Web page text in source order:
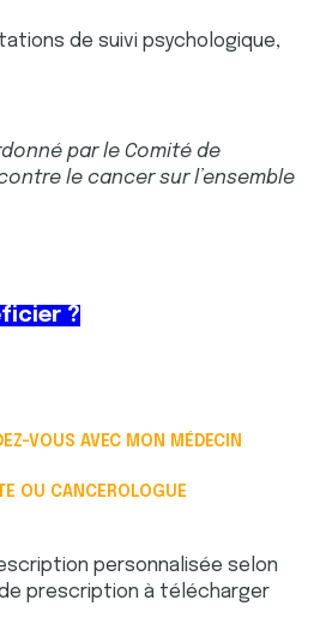
de suivi psychologique,
par le Comité de
le cancer sur l’ensemble
?
VOUS AVEC MON MÉDECIN
OU CANCEROLOGUE
personnalisée selon
prescription à télécharger